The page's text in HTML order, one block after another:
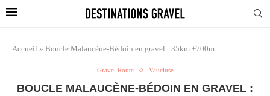
Accueil » Boucle Malaucène-Bédoin en gravel : 35km +700m
Gravel Route Vaucluse
BOUCLE MALAUCÈNE-BÉDOIN EN GRAVEL :